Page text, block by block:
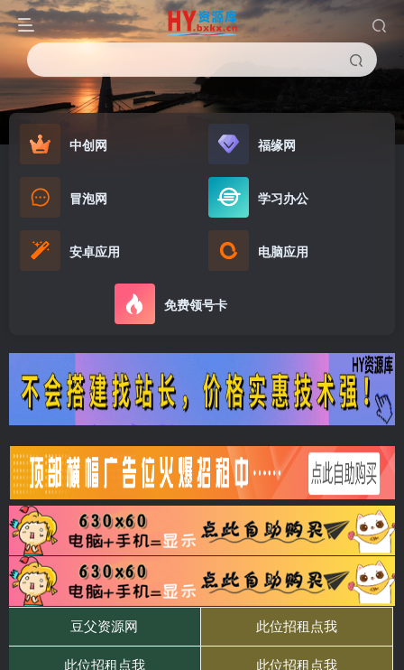
中创网 福缘网
冒泡网 学习办公
安卓应用 电脑应用
免费领号卡